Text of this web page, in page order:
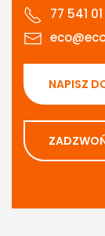
77 541
NAPISZ